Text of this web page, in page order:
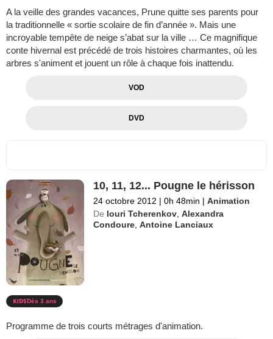
A la veille des grandes vacances, Prune quitte ses parents pour
la traditionnelle « sortie scolaire de fin d’année ». Mais une
incroyable tempête de neige s’abat sur la ville … Ce magnifique
conte hivernal est précédé de trois histoires charmantes, où les
arbres s'animent et jouent un rôle à chaque fois inattendu.
VOD
DVD
10, 11, 12... Pougne le hérisson
24 octobre 2012 | 0h 48min | Animation
De Iouri Tcherenkov ,Alexandra
Condoure ,Antoine Lanciaux
Dès 3 ans
Programme de trois courts métrages d'animation.